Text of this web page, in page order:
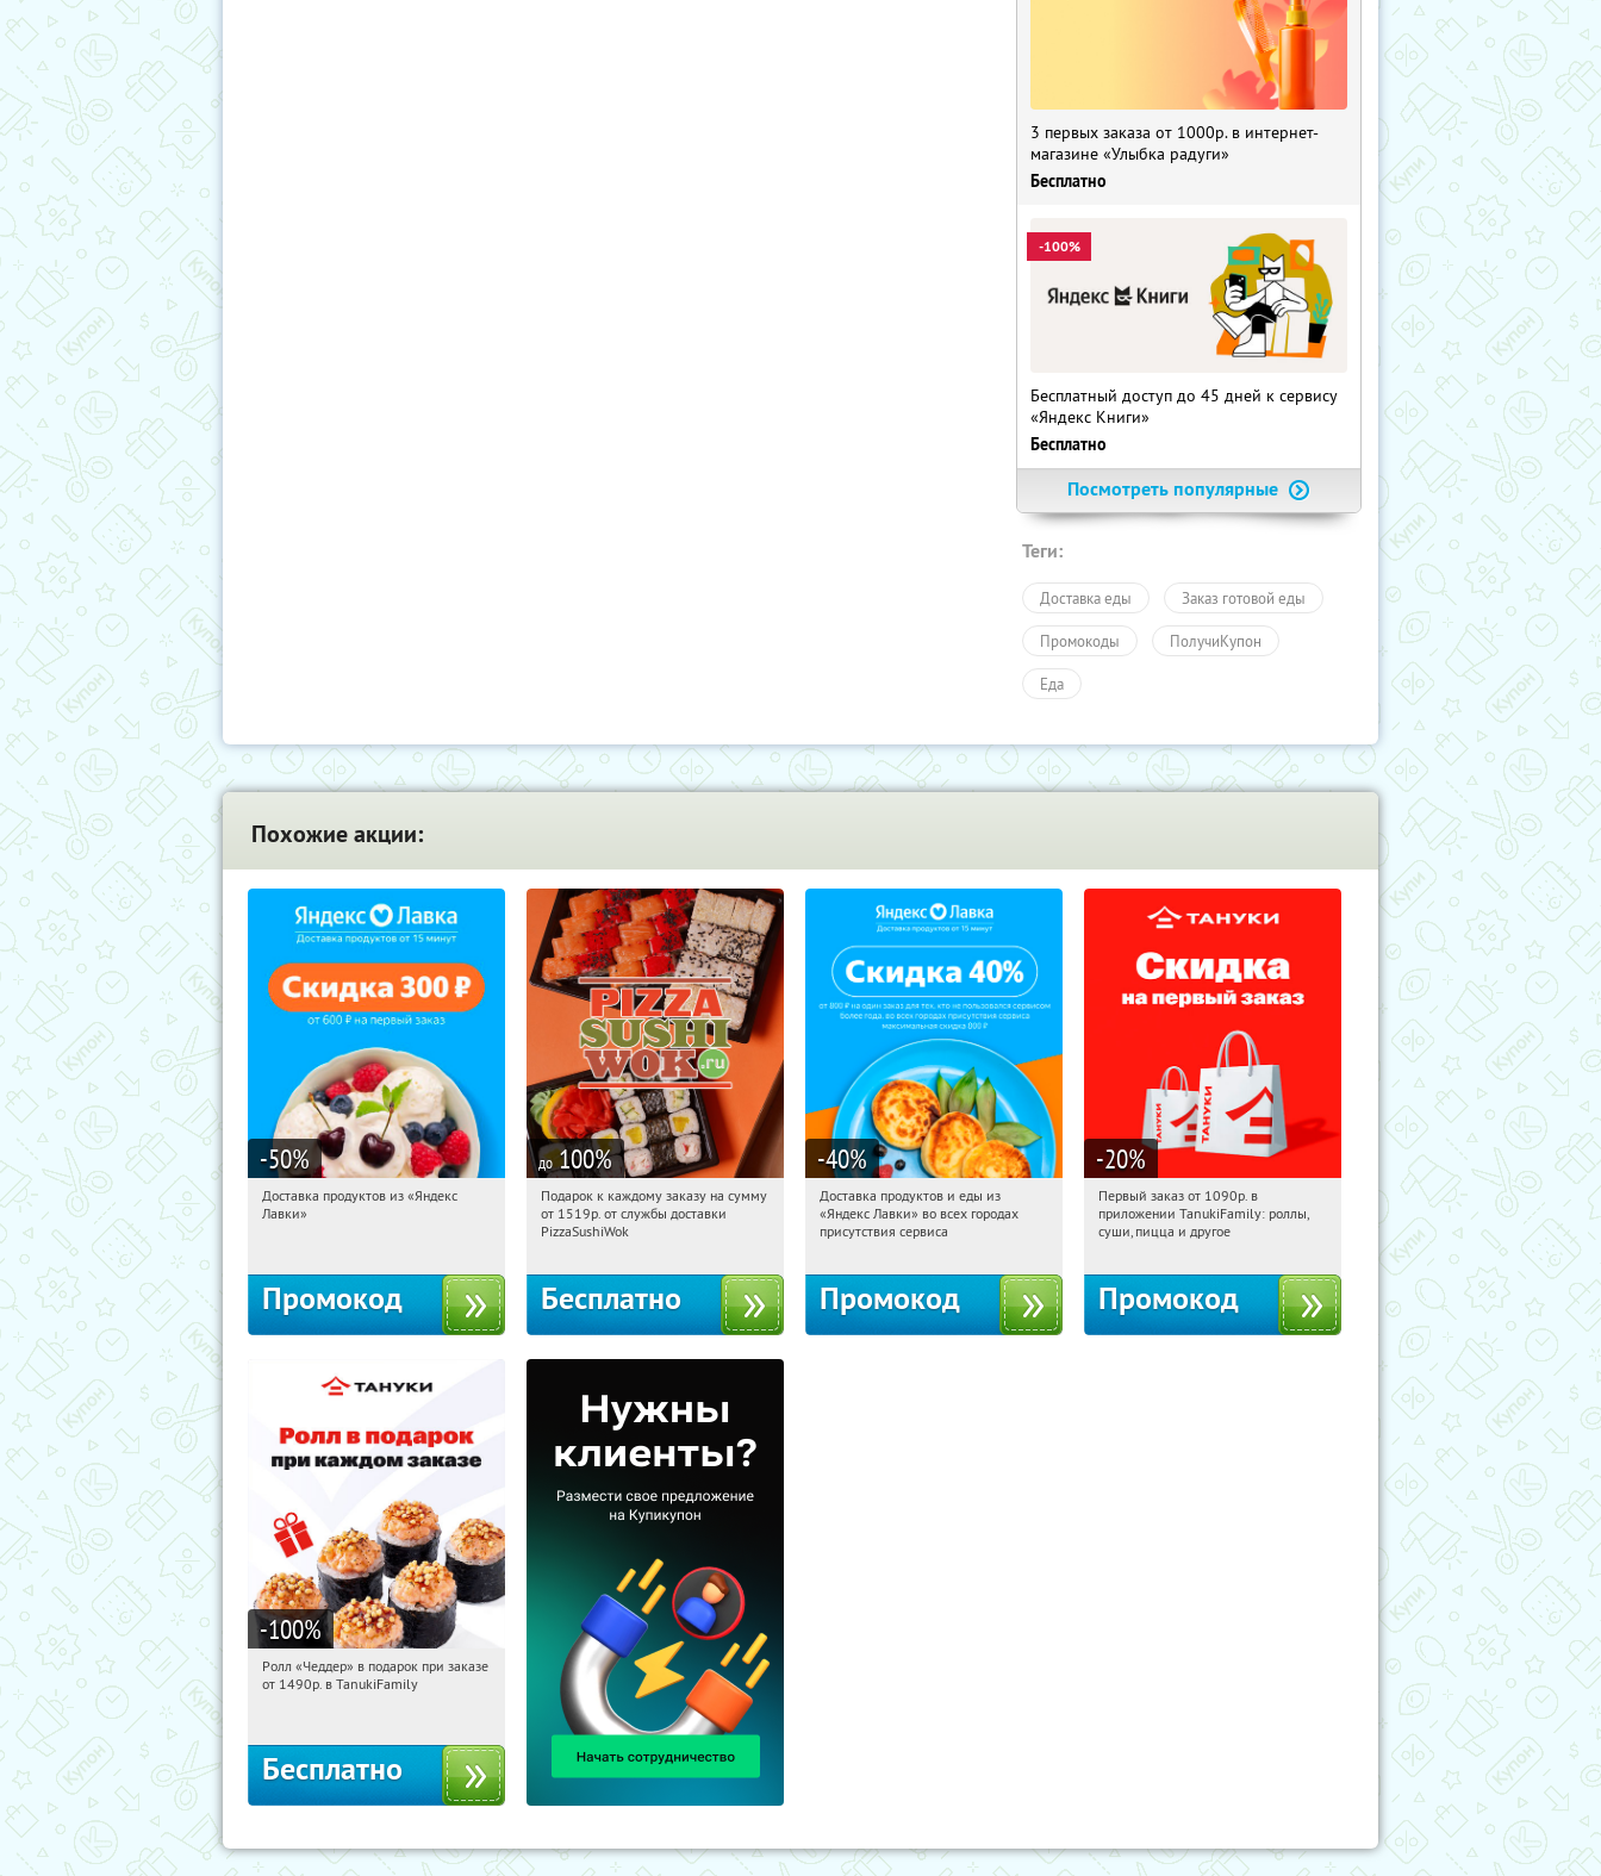
3 первых заказа от 1000р. в интернет-
магазине «Улыбка радуги»
Бесплатно
-100%
Бесплатный доступ до 45 дней к сервису
«Яндекс Книги»
Бесплатно
Посмотреть популярные
Теги:
Доставка еды Заказ готовой еды
Промокоды ПолучиКупон
Еда
Похожие акции:
-50%
03:59:52 Получили:
Доставка продуктов из «Яндекс
Лавки»
Промокод
до 100%
03:59:52 Получили:197
г. Москва
Подарок к каждому заказу на сумму
от 1519р. от службы доставки
PizzaSushiWok
Бесплатно
-40%
03:59:52 Получили:
Россия
Доставка продуктов и еды из
«Яндекс Лавки» во всех городах
присутствия сервиса
Промокод
-20%
03:59:52 Получили:
Россия
Первый заказ от 1090р. в
приложении TanukiFamily: роллы,
суши, пицца и другое
Промокод
-100%
03:59:52 Получили:108
Ролл «Чеддер» в подарок при заказе
от 1490р. в TanukiFamily
Бесплатно